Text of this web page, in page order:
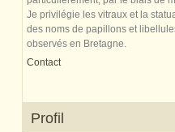
Je privilégie les vitraux et la
des noms de papillons et
observés en Bretagne.
Contact
Profil